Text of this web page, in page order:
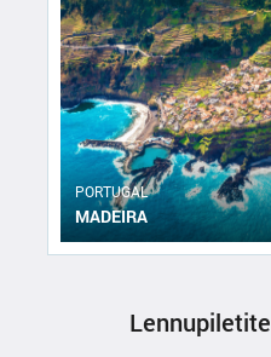
PORTUGAL
MADEIRA